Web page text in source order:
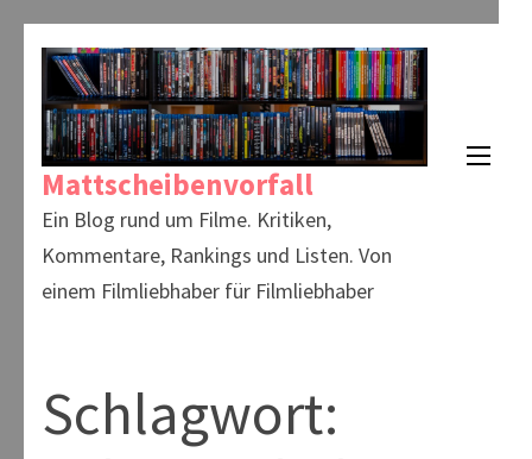
springen
(Enter
drücken)
Mattscheibenvorfall
Ein Blog rund um Filme. Kritiken,
Kommentare, Rankings und Listen. Von
einem Filmliebhaber für Filmliebhaber
Schlagwort: